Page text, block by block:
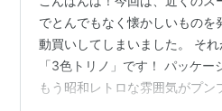
でとんでもなく懐かしいものを
動買いしてしまいました。 そ
「3色トリノ」です！ パッケー
もう昭和レトロな雰囲気がプン